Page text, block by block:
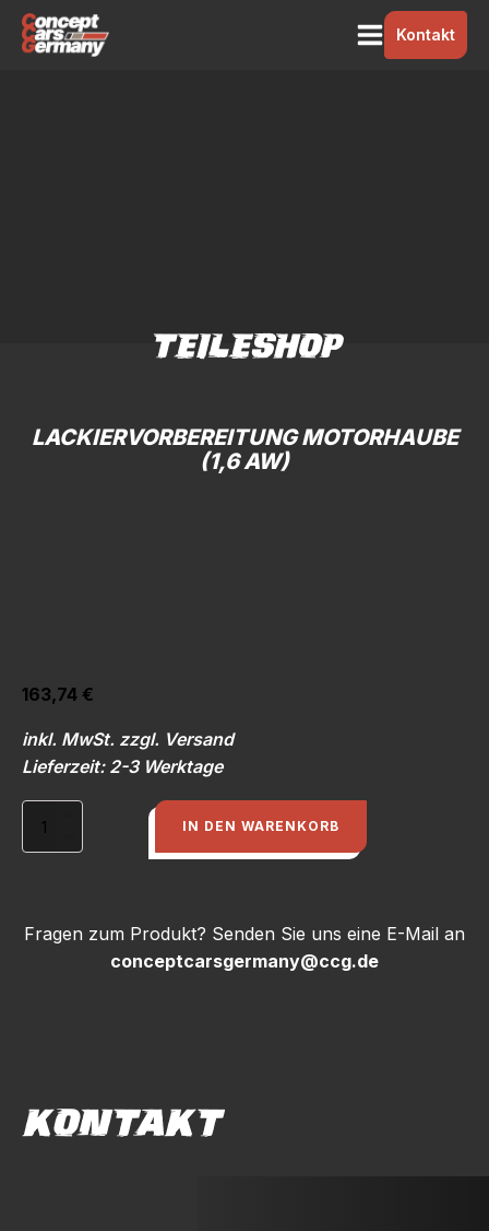
Kontakt
TEILESHOP
LACKIERVORBEREITUNG MOTORHAUBE
(1,6 AW)
163,74 €
inkl. MwSt. zzgl. Versand
Lieferzeit: 2-3 Werktage
Lackiervorbereitung
IN DEN WARENKORB
Fragen zum Produkt? Senden Sie uns eine E-Mail an
conceptcarsgermany@ccg.de
KONTAKT